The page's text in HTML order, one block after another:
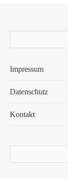
Impressum
Datenschutz
Kontakt